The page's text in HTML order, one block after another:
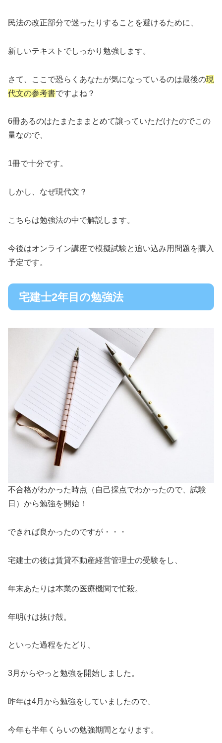
民法の改正部分で迷ったりすることを避けるために、
新しいテキストでしっかり勉強します。
さて、ここで恐らくあなたが気になっているのは最後の現
代文の参考書ですよね？
6冊あるのはたまたままとめて譲っていただけたのでこの
量なので、
1冊で十分です。
しかし、なぜ現代文？
こちらは勉強法の中で解説します。
今後はオンライン講座で模擬試験と追い込み用問題を購入
予定です。
宅建士2年目の勉強法
不合格がわかった時点（自己採点でわかったので、試験
日）から勉強を開始！
できれば良かったのですが・・・
宅建士の後は賃貸不動産経営管理士の受験をし、
年末あたりは本業の医療機関で忙殺。
年明けは抜け殻。
といった過程をたどり、
3月からやっと勉強を開始しました。
昨年は4月から勉強をしていましたので、
今年も半年くらいの勉強期間となります。